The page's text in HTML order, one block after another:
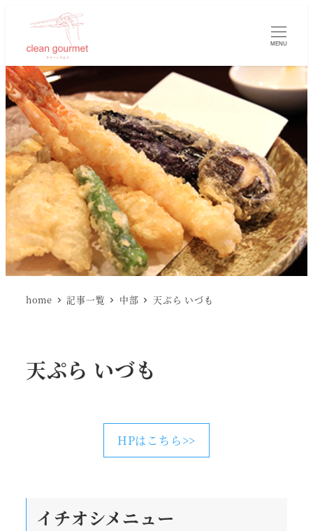
MENU
home 記事一覧 中部 天ぷら いづも
天ぷら いづも
HPはこちら>>
イチオシメニュー